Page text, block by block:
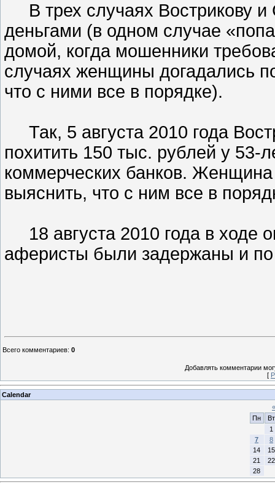
В трех случаях Вострикову и
деньгами (в одном случае
домой, когда мошенники
случаях женщины догадались
что с ними все в порядке).
Так, 5 августа 2010 года
похитить 150 тыс. рублей у 53-
коммерческих банков.
выяснить, что с ним все в
18 августа 2010 года в ходе
аферисты были задержаны и
Всего комментариев: 0
Добавлять комментарии
[
Calendar
«
Пн
Вт
1
7
8
14
15
21
22
28